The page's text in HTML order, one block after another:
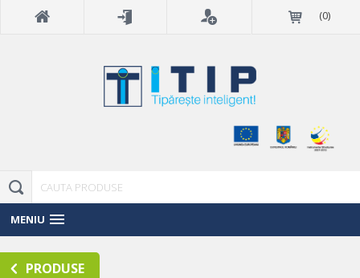
(0)
MENIU
PRODUSE